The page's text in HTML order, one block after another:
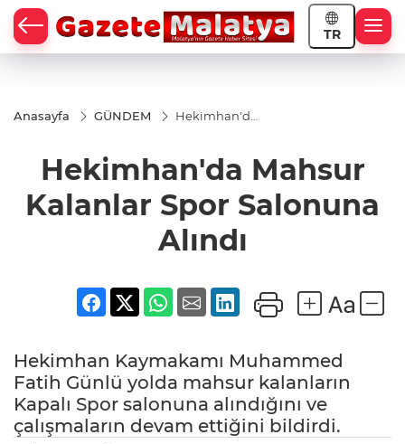
TR
Anasayfa GÜNDEM
Hekimhan'da
Salonuna
Alındı
Hekimhan'da Mahsur
Kalanlar Spor Salonuna
Alındı
Hekimhan Kaymakamı Muhammed
Fatih Günlü yolda mahsur kalanların
Kapalı Spor salonuna alındığını ve
çalışmaların devam ettiğini bildirdi.